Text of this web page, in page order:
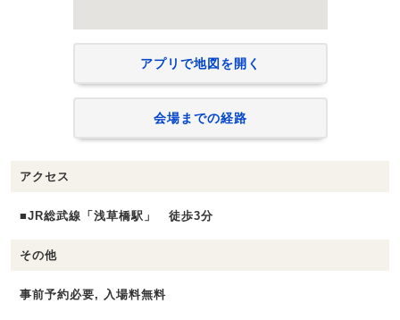
アプリで地図を開く
会場までの経路
アクセス
■JR総武線「浅草橋駅」 徒歩3分
その他
事前予約必要, 入場料無料